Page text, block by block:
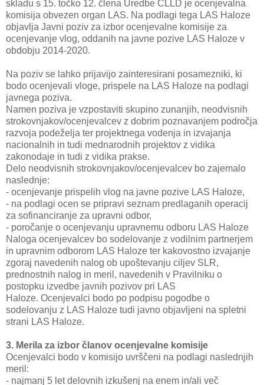
skladu s 15. točko 12. člena Uredbe CLLD je ocenjevalna
komisija obvezen organ LAS. Na podlagi tega LAS Haloze
objavlja Javni poziv za izbor ocenjevalne komisije za
ocenjevanje vlog, oddanih na javne pozive LAS Haloze v
obdobju 2014-2020.
Na poziv se lahko prijavijo zainteresirani posamezniki, ki
bodo ocenjevali vloge, prispele na LAS Haloze na podlagi
javnega poziva.
Namen poziva je vzpostaviti skupino zunanjih, neodvisnih
strokovnjakov/ocenjevalcev z dobrim poznavanjem področja
razvoja podeželja ter projektnega vodenja in izvajanja
nacionalnih in tudi mednarodnih projektov z vidika
zakonodaje in tudi z vidika prakse.
Delo neodvisnih strokovnjakov/ocenjevalcev bo zajemalo
naslednje:
- ocenjevanje prispelih vlog na javne pozive LAS Haloze,
- na podlagi ocen se pripravi seznam predlaganih operacij
za sofinanciranje za upravni odbor,
- poročanje o ocenjevanju upravnemu odboru LAS Haloze
Naloga ocenjevalcev bo sodelovanje z vodilnim partnerjem
in upravnim odborom LAS Haloze ter kakovostno izvajanje
zgoraj navedenih nalog ob upoštevanju ciljev SLR,
prednostnih nalog in meril, navedenih v Pravilniku o
postopku izvedbe javnih pozivov pri LAS
Haloze. Ocenjevalci bodo po podpisu pogodbe o
sodelovanju z LAS Haloze tudi javno objavljeni na spletni
strani LAS Haloze.
3. Merila za izbor članov ocenjevalne komisije
Ocenjevalci bodo v komisijo uvrščeni na podlagi naslednjih
meril:
- najmanj 5 let delovnih izkušenj na enem in/ali več